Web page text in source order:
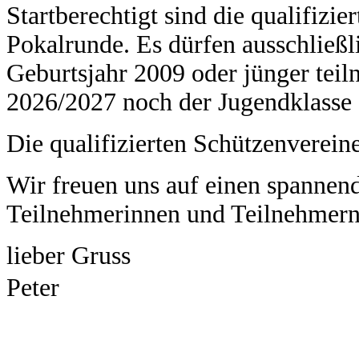
Startberechtigt sind die
Pokalrunde. Es dürfen
Geburtsjahr 2009 oder jünger
2026/2027 noch der Jugendklasse
Die qualifizierten
Wir freuen uns auf einen
Teilnehmerinnen und
lieber Gruss
Peter